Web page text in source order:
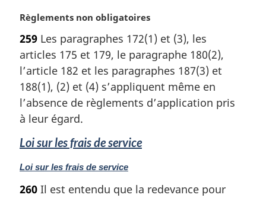
l
:
N
t
e
m
a
g
i
a
e
:
Règlements non obligatoires
259 Les paragraphes 172(1) et (3), les
articles 175 et 179, le paragraphe 180(2),
l’article 182 et les paragraphes 187(3) et
188(1), (2) et (4) s’appliquent même en
l’absence de règlements d’application pris
à leur égard.
Loi sur les frais de service
N
t
Loi sur les frais de service
260 Il est entendu que la redevance pour